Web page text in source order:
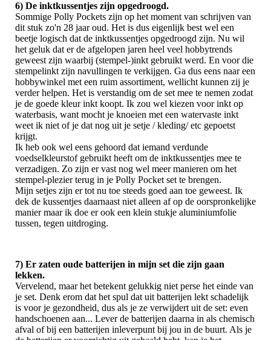
6) De inktkussentjes zijn opgedroogd.
Sommige Polly Pockets zijn op het moment van schrijven van
dit stuk zo'n 28 jaar oud. Het is dus eigenlijk best wel een
beetje logisch dat de inktkussentjes opgedroogd zijn. Nu wil
het geluk dat er de afgelopen jaren heel veel hobbytrends
geweest zijn waarbij (stempel-)inkt gebruikt werd. En voor die
stempelinkt zijn navullingen te verkijgen. Ga dus eens naar een
hobbywinkel met een ruim assortiment, wellicht kunnen zij je
verder helpen. Het is verstandig om de set mee te nemen zodat
je de goede kleur inkt koopt. Ik zou wel kiezen voor inkt op
waterbasis, want mocht je knoeien met een watervaste inkt
weet ik niet of je dat nog uit je setje / kleding/ etc gepoetst
krijgt.
Ik heb ook wel eens gehoord dat iemand verdunde
voedselkleurstof gebruikt heeft om de inktkussentjes mee te
verzadigen. Zo zijn er vast nog wel meer manieren om het
stempel-plezier terug in je Polly Pocket set te brengen.
Mijn setjes zijn er tot nu toe steeds goed aan toe geweest. Ik
dek de kussentjes daarnaast niet alleen af op de oorspronkelijke
manier maar ik doe er ook een klein stukje aluminiumfolie
tussen, tegen uitdroging.
7) Er zaten oude batterijen in mijn set die zijn gaan
lekken.
Vervelend, maar het betekent gelukkig niet perse het einde van
je set. Denk erom dat het spul dat uit batterijen lekt schadelijk
is voor je gezondheid, dus als je ze verwijdert uit de set: even
handschoenen aan... Lever de batterijen daarna in als chemisch
afval of bij een batterijen inleverpunt bij jou in de buurt. Als je